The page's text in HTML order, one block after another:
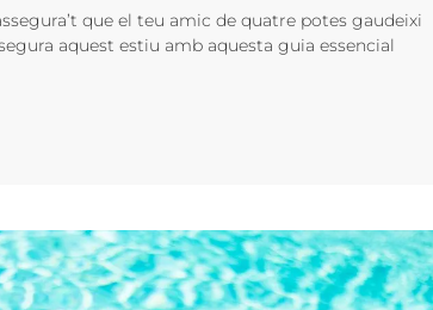
que el teu amic de quatre potes gaudeixi
aquest estiu amb aquesta guia essencial